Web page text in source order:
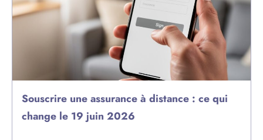
Souscrire une assurance à distance : ce qui
change le 19 juin 2026